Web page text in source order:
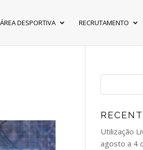
ÁREA DESPORTIVA RECRUTAMENTO
Utilização
agosto a 4